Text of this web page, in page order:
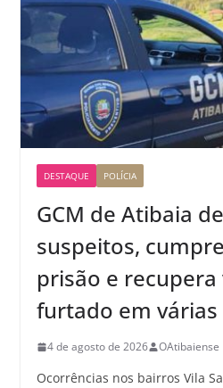
DESTAQUE POLÍCIA
GCM de Atibaia
suspeitos,
prisão e recupera
furtado em várias
4 de agosto de 2026 OAtibaiense
Ocorrências nos bairros Vila